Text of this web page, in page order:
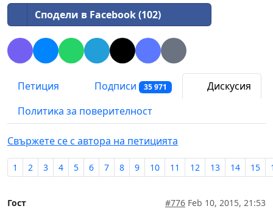
Сподели в Facebook (102)
Петиция Подписи 35 971
Дискусия
Политика за поверителност
Свържете се с автора на петицията
1 2 3 4 5 6 7 8 9 10 11 12 13 14 15
Гост #776 Feb 10, 2015, 21:53